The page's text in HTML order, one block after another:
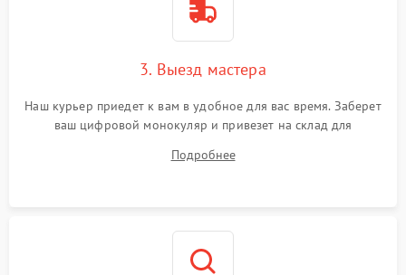
3. Выезд мастера
Наш курьер приедет к вам в удобное для вас время. Заберет
ваш цифровой монокуляр и привезет на склад для
Подробнее